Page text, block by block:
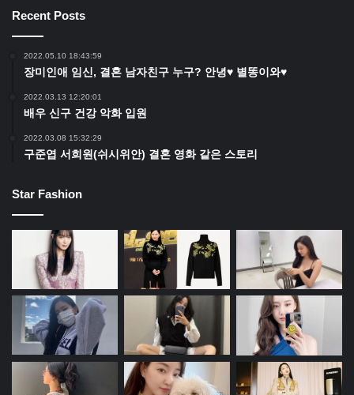
Recent Posts
2022.05.10 18:43:59
장미인애 임신, 결혼 남자친구 누구? 안녕♥ 별똥이와♥
2022.03.13 12:20:01
배우 신구 건강 악화 입원
2022.03.08 15:32:29
구준엽 서희원(쉬시위안) 결혼 영화 같은 스토리
Star Fashion